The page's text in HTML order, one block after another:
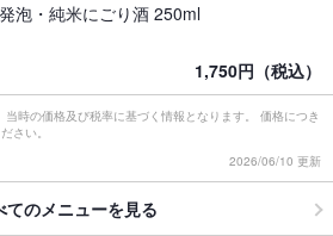
泡・純米にごり酒 250ml
1,750円（税込）
時の価格及び税率に基づく情報となります。 価格につき
さい。
2026/06/10 更新
てのメニューを見る